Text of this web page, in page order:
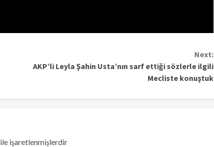
Next:
AKP’li Leyla Şahin Usta’nın sarf ettiği sözlerle ilgili
Mecliste konuştuk
ile işaretlenmişlerdir